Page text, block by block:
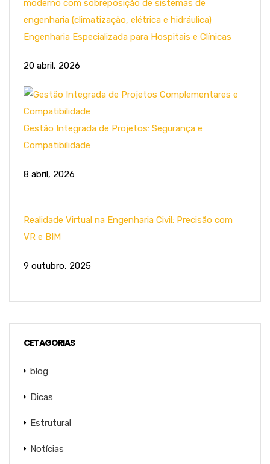
Engenharia Especializada para Hospitais e Clínicas
20 abril, 2026
Gestão Integrada de Projetos: Segurança e
Compatibilidade
8 abril, 2026
Realidade Virtual na Engenharia Civil: Precisão com
VR e BIM
9 outubro, 2025
CETAGORIAS
blog
Dicas
Estrutural
Notícias